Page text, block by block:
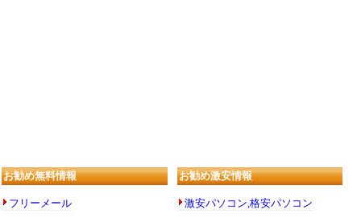
お勧め無料情報
フリーメール
お勧め激安情報
激安パソコン,格安パソコン